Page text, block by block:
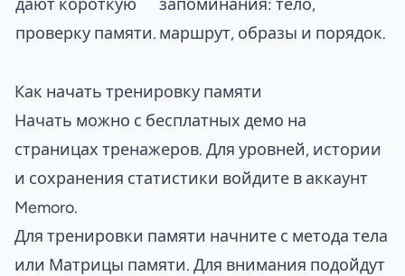
дают короткую
проверку памяти.
запоминания: тело,
маршрут, образы и порядок.
Как начать тренировку памяти
Начать можно с бесплатных демо на
страницах тренажеров. Для уровней, истории
и сохранения статистики войдите в аккаунт
Memoro.
Для тренировки памяти начните с метода тела
или Матрицы памяти. Для внимания подойдут